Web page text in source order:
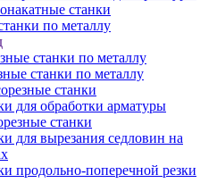
станки
по металлу
станки по металлу
станки по металлу
станки
для обработки арматуры
станки
для вырезания седловин на
продольно-поперечной резки